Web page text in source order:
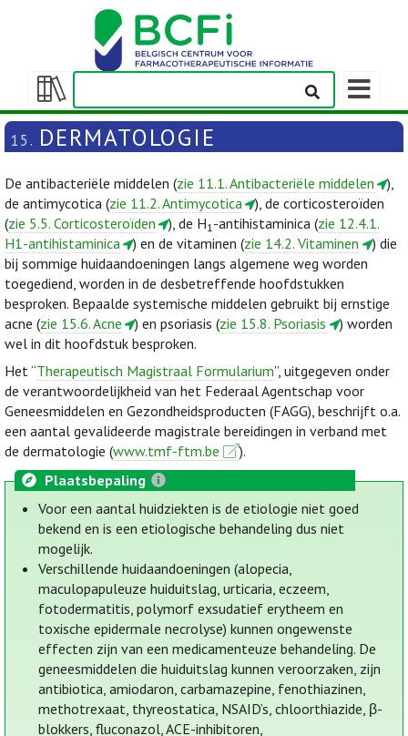
Weergeven/verbergen
inhoudstafel
15. DERMATOLOGIE
De antibacteriële middelen (zie 11.1. Antibacteriële middelen
),
de antimycotica (zie 11.2. Antimycotica
), de corticosteroïden
(zie 5.5. Corticosteroïden ), de H1-antihistaminica (zie 12.4.1.
H1-antihistaminica
) en de vitaminen (zie 14.2. Vitaminen
) die
bij sommige huidaandoeningen langs algemene weg worden
toegediend, worden in de desbetreffende hoofdstukken
besproken. Bepaalde systemische middelen gebruikt bij ernstige
acne (zie 15.6. Acne ) en psoriasis (zie 15.8. Psoriasis
) worden
wel in dit hoofdstuk besproken.
Het “Therapeutisch Magistraal Formularium”, uitgegeven onder
de verantwoordelijkheid van het Federaal Agentschap voor
Geneesmiddelen en Gezondheidsproducten (FAGG), beschrijft o.a.
een aantal gevalideerde magistrale bereidingen in verband met
de dermatologie (www.tmf-ftm.be
).
Plaatsbepaling
Voor een aantal huidziekten is de etiologie niet goed
bekend en is een etiologische behandeling dus niet
mogelijk.
Verschillende huidaandoeningen (alopecia,
maculopapuleuze huiduitslag, urticaria, eczeem,
fotodermatitis, polymorf exsudatief erytheem en
toxische epidermale necrolyse) kunnen ongewenste
effecten zijn van een medicamenteuze behandeling. De
geneesmiddelen die huiduitslag kunnen veroorzaken, zijn
antibiotica, amiodaron, carbamazepine, fenothiazinen,
methotrexaat, thyreostatica, NSAID’s, chloorthiazide, β-
blokkers, fluconazol, ACE-inhibitoren,